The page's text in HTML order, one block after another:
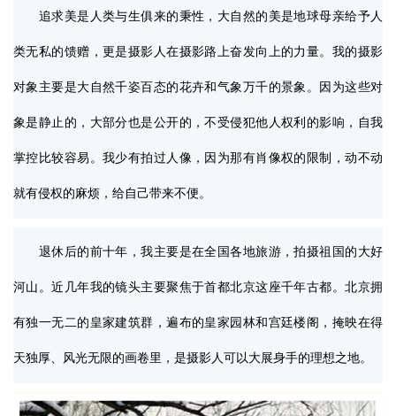
追求美是人类与生俱来的秉性，大自然的美是地球母亲给予人
类无私的馈赠，更是摄影人在摄影路上奋发向上的力量。我的摄影
对象主要是大自然千姿百态的花卉和气象万千的景象。因为这些对
象是静止的，大部分也是公开的，不受侵犯他人权利的影响，自我
掌控比较容易。我少有拍过人像，因为那有肖像权的限制，动不动
就有侵权的麻烦，给自己带来不便。
退休后的前十年，我主要是在全国各地旅游，拍摄祖国的大好
河山。近几年我的镜头主要聚焦于首都北京这座千年古都。北京拥
有独一无二的皇家建筑群，遍布的皇家园林和宫廷楼阁，掩映在得
天独厚、风光无限的画卷里，是摄影人可以大展身手的理想之地。